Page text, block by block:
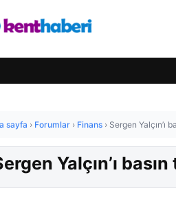
sayfa › Forumlar › Finans › Sergen Yalçın’ı
Yalçın’ı